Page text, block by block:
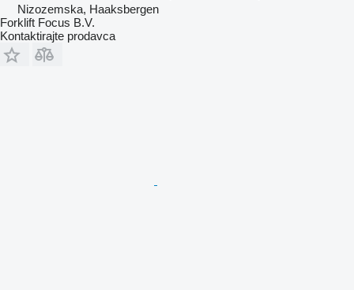
Nizozemska, Haaksbergen
Forklift Focus B.V.
Kontaktirajte prodavca